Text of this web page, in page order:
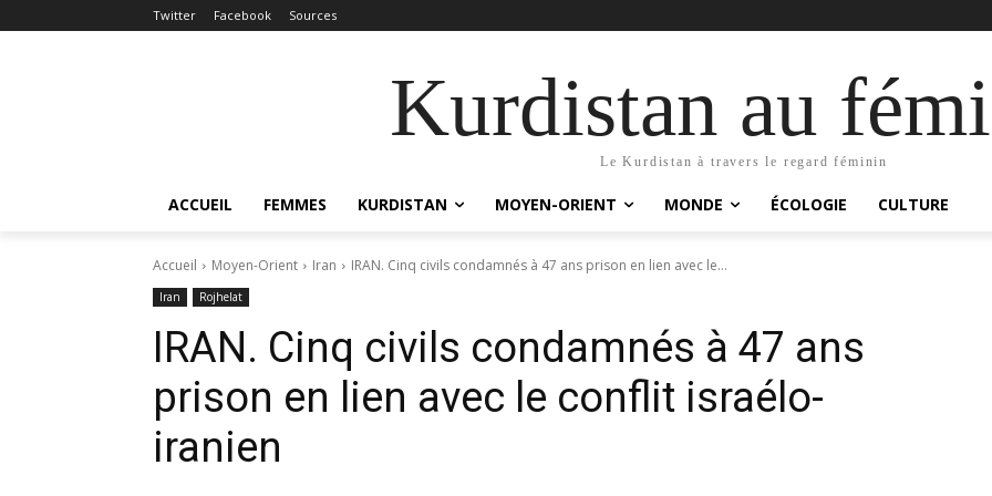
Twitter Facebook Sources
Kurdistan au
Le Kurdistan à travers le regard féminin
ACCUEIL FEMMES KURDISTAN MOYEN-ORIENT MONDE ÉCOLOGIE CULTURE
Accueil Moyen-Orient Iran IRAN. Cinq civils condamnés à 47 ans prison en lien avec le...
Iran Rojhelat
IRAN. Cinq civils condamnés à 47 ans
prison en lien avec le conflit israélo-
iranien